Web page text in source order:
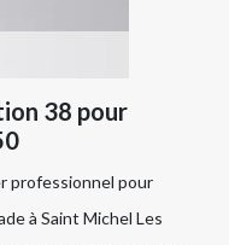
38 pour
professionnel pour
à Saint Michel Les